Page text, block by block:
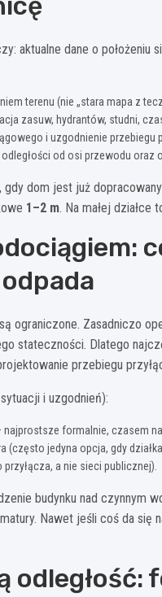
aktualne dane o położeniu
terenu (nie „stara mapa z
zasuw, hydrantów, studni,
i uzgodnienie przebiegu
od osi przewodu
dom jest już
1–2 m. Na małej działce
ograniczone. Zasadniczo
stateczności. Dlatego
przebiegu
i uzgodnień):
formalnie, czasem
(często jedyna opcja, gdy
a nie sieci publicznej).
budynku nad czynnym
Nawet jeśli coś da się